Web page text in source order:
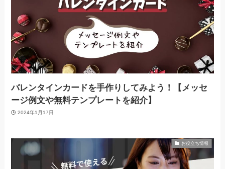
バレンタインカードを手作りしてみよう！【メッセ
ージ例文や無料テンプレートを紹介】
2024年1月17日
お役立ち情報